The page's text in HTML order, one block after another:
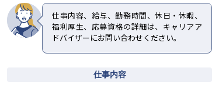
仕事内容、給与、勤務時間、休日・休暇、
福利厚生、応募資格の詳細は、キャリアア
ドバイザーにお問い合わせください。
仕事内容